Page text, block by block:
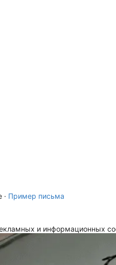
· Пример письма
и информационных